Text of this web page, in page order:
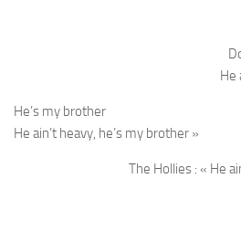
He
He’s my brother
He ain’t heavy, he’s my brother »
The Hollies : « He